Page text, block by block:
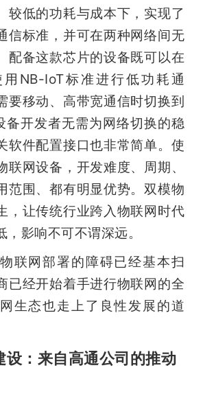
较低的功耗与成本下，实现了
信标准，并可在两种网络间无
配备这款芯片的设备既可以在
NB-IoT标准进行低功耗通
要移动、高带宽通信时切换到
备开发者无需为网络切换的稳
软件配置接口也非常简单。使
联网设备，开发难度、周期、
范围、都有明显优势。双模物
，让传统行业跨入物联网时代
，影响不可不谓深远。
联网部署的障碍已经基本扫
已经开始着手进行物联网的全
生态也走上了良性发展的道
设：来自高通公司的推动